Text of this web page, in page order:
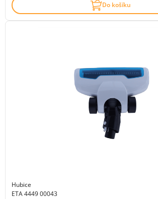
Do košíku
Hubice
ETA 4449 00043